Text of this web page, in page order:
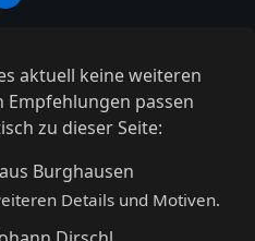
aktuell keine weiteren
Empfehlungen passen
zu dieser Seite:
Burghausen
Details und Motiven.